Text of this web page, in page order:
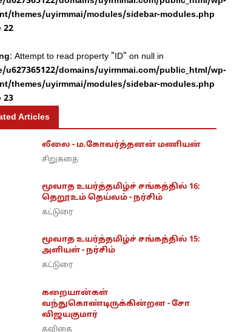
themes/uyirmmai/modules/sidebar-modules.php
22
: Attempt to read property "ID" on null in
u627365122/domains/uyirmmai.com/public_html/wp-
themes/uyirmmai/modules/sidebar-modules.php
23
Articles
லீலை - ம.கோவர்த்தனன் மணியன்
சிறுகதை
மூவாத உயர்த்தமிழ்ச் சங்கத்தில் 16:
தெறூஉம் தெய்வம் - நர்சிம்
கட்டுரை
மூவாத உயர்த்தமிழ்ச் சங்கத்தில் 15:
அளியள் - நர்சிம்
கட்டுரை
கறையான்கள்
வந்துகொண்டிருக்கின்றன - சோ
விஜயகுமார்
கவிதை